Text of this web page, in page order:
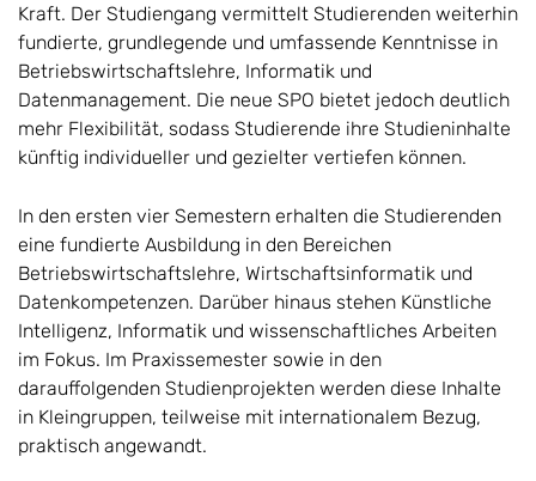
Kraft. Der Studiengang vermittelt Studierenden weiterhin
fundierte, grundlegende und umfassende Kenntnisse in
Betriebswirtschaftslehre, Informatik und
Datenmanagement. Die neue SPO bietet jedoch deutlich
mehr Flexibilität, sodass Studierende ihre Studieninhalte
künftig individueller und gezielter vertiefen können.
In den ersten vier Semestern erhalten die Studierenden
eine fundierte Ausbildung in den Bereichen
Betriebswirtschaftslehre, Wirtschaftsinformatik und
Datenkompetenzen. Darüber hinaus stehen Künstliche
Intelligenz, Informatik und wissenschaftliches Arbeiten
im Fokus. Im Praxissemester sowie in den
darauffolgenden Studienprojekten werden diese Inhalte
in Kleingruppen, teilweise mit internationalem Bezug,
praktisch angewandt.